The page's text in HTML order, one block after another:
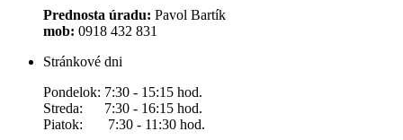
Prednosta úradu: Pavol Bartík
mob: 0918 432 831
Stránkové dni
Pondelok: 7:30 - 15:15 hod.
Streda: 7:30 - 16:15 hod.
Piatok: 7:30 - 11:30 hod.